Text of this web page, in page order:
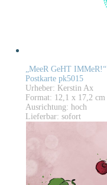
„MeeR GeHT IMMeR!“
Postkarte pk5015
Urheber: Kerstin Ax
Format: 12,1 x 17,2 cm
Ausrichtung: hoch
Lieferbar: sofort